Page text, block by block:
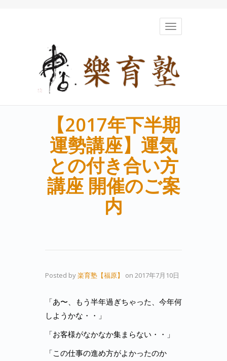
Toggle
navigation
【2017年下半期
運勢講座】運気
との付き合い方
講座 開催のご案
内
Posted by楽育塾【福原】 on 2017年7月10日
「あ〜、もう半年過ぎちゃった、今年何
しようかな・・」
「お客様がなかなか集まらない・・」
「この仕事の進め方がよかったのか